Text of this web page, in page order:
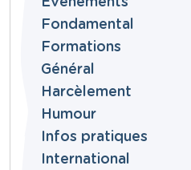
Fondamental
Formations
Général
Harcèlement
Humour
Infos pratiques
International